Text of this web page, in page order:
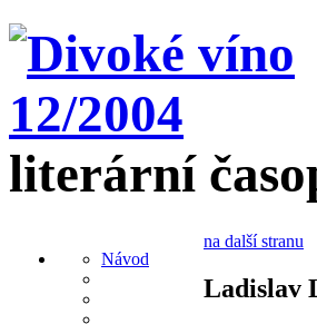
literární
Návod
na další stranu
Ladislav